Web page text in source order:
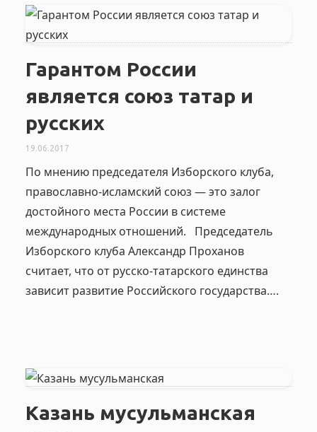
Гарантом России
является союз татар и
русских
19.06.2017
По мнению председателя Изборского клуба,
православно-исламский союз — это залог
достойного места России в системе
международных отношений. Председатель
Изборского клуба Александр Проханов
считает, что от русско-татарского единства
зависит развитие Российского государства….
Казань мусульманская